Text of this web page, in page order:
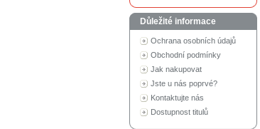
Důležité informace
Ochrana osobních údajů
Obchodní podmínky
Jak nakupovat
Jste u nás poprvé?
Kontaktujte nás
Dostupnost titulů